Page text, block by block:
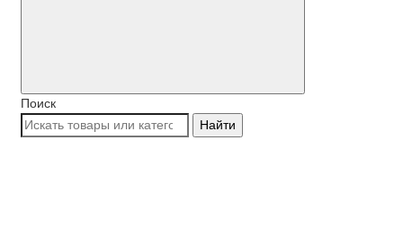
Поиск
Найти